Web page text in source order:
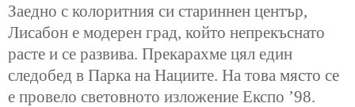
Заедно с колоритния си стариннен център,
Лисабон е модерен град, който непрекъснато
расте и се развива. Прекарахме цял един
следобед в Парка на Нациите. На това място се
е провело световното изложение Експо ’98.